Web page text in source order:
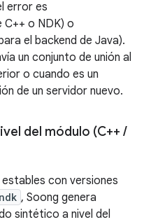
error es
C++ o NDK) o
el backend de Java).
un conjunto de unión al
o cuando es un
de un servidor nuevo.
del módulo (C++ /
con versiones
ndk , Soong genera
sintético a nivel del